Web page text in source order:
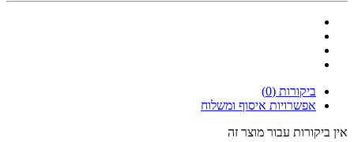
ביקורות (0)
אפשרויות איסוף ומשלוח
אין ביקורות עבור מוצר זה